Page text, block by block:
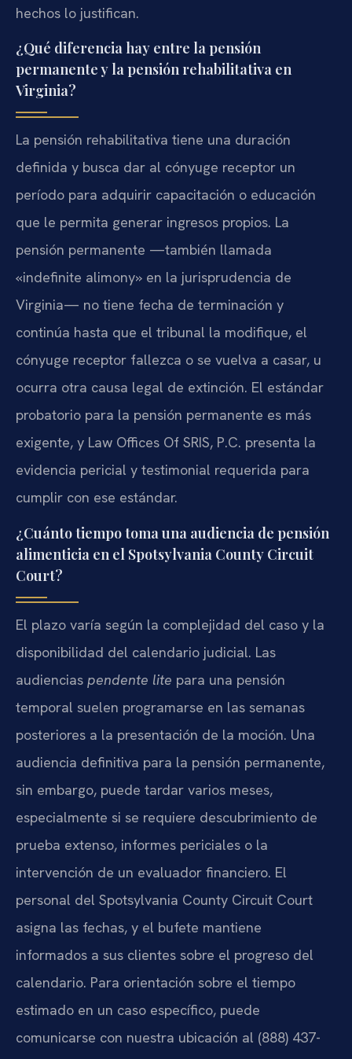
hechos lo justifican.
¿Qué diferencia hay entre la pensión
permanente y la pensión rehabilitativa en
Virginia?
La pensión rehabilitativa tiene una duración
definida y busca dar al cónyuge receptor un
período para adquirir capacitación o educación
que le permita generar ingresos propios. La
pensión permanente —también llamada
«indefinite alimony» en la jurisprudencia de
Virginia— no tiene fecha de terminación y
continúa hasta que el tribunal la modifique, el
cónyuge receptor fallezca o se vuelva a casar, u
ocurra otra causa legal de extinción. El estándar
probatorio para la pensión permanente es más
exigente, y Law Offices Of SRIS, P.C. presenta la
evidencia pericial y testimonial requerida para
cumplir con ese estándar.
¿Cuánto tiempo toma una audiencia de pensión
alimenticia en el Spotsylvania County Circuit
Court?
El plazo varía según la complejidad del caso y la
disponibilidad del calendario judicial. Las
audiencias pendente lite para una pensión
temporal suelen programarse en las semanas
posteriores a la presentación de la moción. Una
audiencia definitiva para la pensión permanente,
sin embargo, puede tardar varios meses,
especialmente si se requiere descubrimiento de
prueba extenso, informes periciales o la
intervención de un evaluador financiero. El
personal del Spotsylvania County Circuit Court
asigna las fechas, y el bufete mantiene
informados a sus clientes sobre el progreso del
calendario. Para orientación sobre el tiempo
estimado en un caso específico, puede
comunicarse con nuestra ubicación al (888) 437-